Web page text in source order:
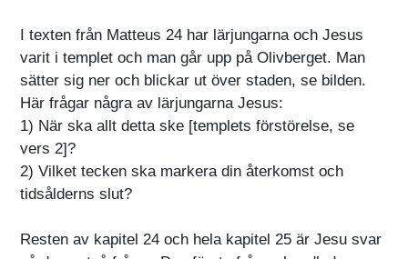
I texten från Matteus 24 har lärjungarna och Jesus
varit i templet och man går upp på Olivberget. Man
sätter sig ner och blickar ut över staden, se bilden.
Här frågar några av lärjungarna Jesus:
1) När ska allt detta ske [templets förstörelse, se
vers 2]?
2) Vilket tecken ska markera din återkomst och
tidsålderns slut?
Resten av kapitel 24 och hela kapitel 25 är Jesu svar